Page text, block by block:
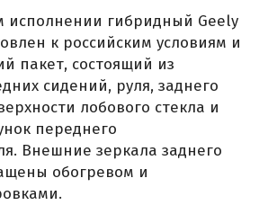
исполнении гибридный Geely
к российским условиям и
пакет, состоящий из
сидений, руля, заднего
лобового стекла и
переднего
Внешние зеркала заднего
обогревом и